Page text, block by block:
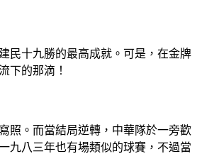
民十九勝的最高成就。可是，在金牌
下的那滴！
照。而當結局逆轉，中華隊於一旁歡
九八三年也有場類似的球賽，不過當